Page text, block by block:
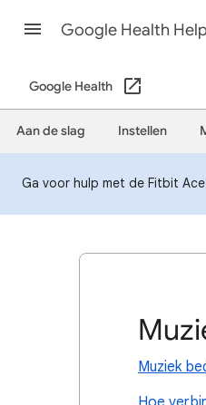
Google Health Help
Google Health
Aan de slag Instellen
Ga voor hulp met de Fitbit Ace
Muziek